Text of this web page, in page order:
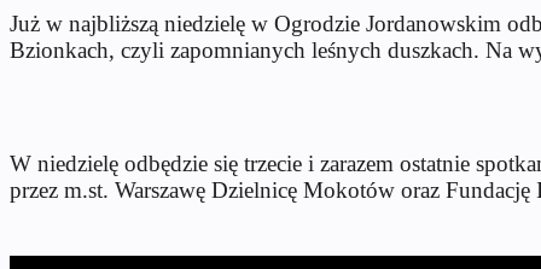
Już w najbliższą niedzielę w Ogrodzie Jordanowskim
Bzionkach, czyli zapomnianych leśnych duszkach. Na
W niedzielę odbędzie się trzecie i zarazem ostatnie
przez m.st. Warszawę Dzielnicę Mokotów oraz